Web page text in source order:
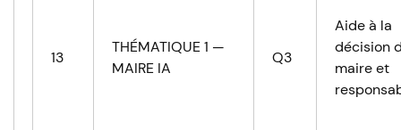
13
THÉMATIQUE 1 —
MAIRE IA
Q3
Aide à la
décision
maire et